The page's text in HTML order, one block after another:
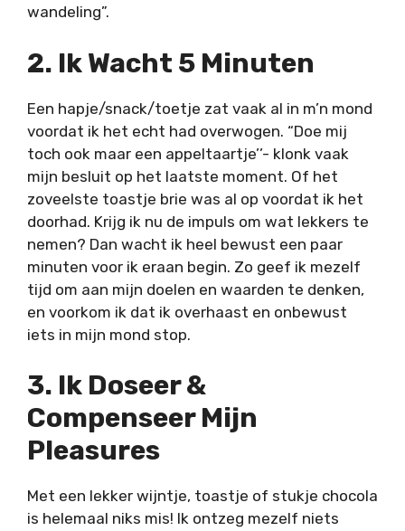
wandeling”.
2. Ik Wacht 5 Minuten
Een hapje/snack/toetje zat vaak al in m’n mond
voordat ik het echt had overwogen. “Doe mij
toch ook maar een appeltaartje’’- klonk vaak
mijn besluit op het laatste moment. Of het
zoveelste toastje brie was al op voordat ik het
doorhad. Krijg ik nu de impuls om wat lekkers te
nemen? Dan wacht ik heel bewust een paar
minuten voor ik eraan begin. Zo geef ik mezelf
tijd om aan mijn doelen en waarden te denken,
en voorkom ik dat ik overhaast en onbewust
iets in mijn mond stop.
3. Ik Doseer &
Compenseer Mijn
Pleasures
Met een lekker wijntje, toastje of stukje chocola
is helemaal niks mis! Ik ontzeg mezelf niets